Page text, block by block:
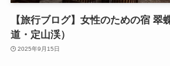
【旅行ブログ】女性のための宿 翠
道・定山渓）
2025年9月15日